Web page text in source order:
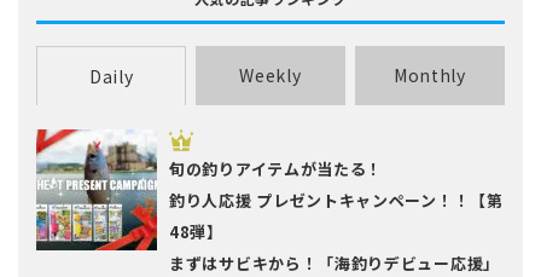
Daily Weekly Monthly
旬の釣りアイテムが当たる！
釣り人応援 プレゼントキャンペーン！！【第
48弾】
まずはサビキから！「海釣りデビュー応援」